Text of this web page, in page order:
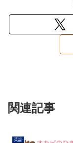
関連記事
英語